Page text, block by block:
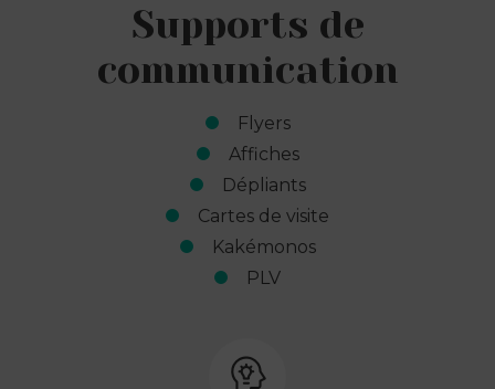
Supports de
communication
Flyers
Affiches
Dépliants
Cartes de visite
Kakémonos
PLV